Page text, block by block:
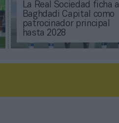
La Real Sociedad ficha a
Baghdadi Capital como
patrocinador principal
hasta 2028